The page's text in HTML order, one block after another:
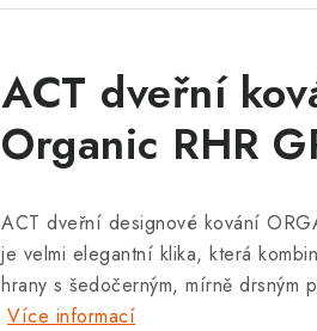
ACT dveřní
Organic RHR
ACT dveřní designové kování
je velmi elegantní klika, která
hrany s šedočerným, mírně drsným
Více informací